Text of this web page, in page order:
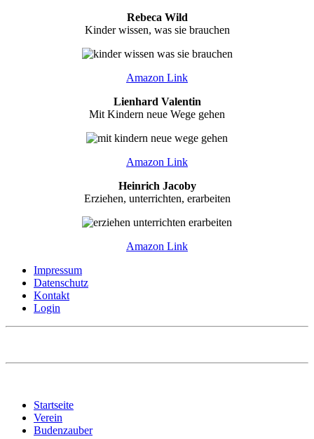
Rebeca Wild
Kinder wissen, was sie brauchen
Amazon Link
Lienhard Valentin
Mit Kindern neue Wege gehen
Amazon Link
Heinrich Jacoby
Erziehen, unterrichten, erarbeiten
Amazon Link
Impressum
Datenschutz
Kontakt
Login
Startseite
Verein
Budenzauber